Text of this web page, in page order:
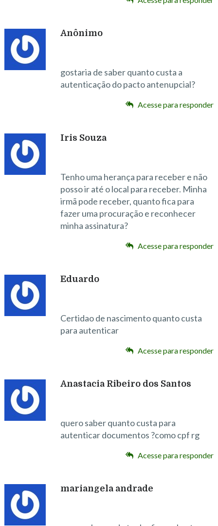
Anônimo
gostaria de saber quanto custa a
autenticação do pacto antenupcial?
Acesse para responder
Iris Souza
Tenho uma herança para receber e não
posso ir até o local para receber. Minha
irmã pode receber, quanto fica para
fazer uma procuração e reconhecer
minha assinatura?
Acesse para responder
Eduardo
Certidao de nascimento quanto custa
para autenticar
Acesse para responder
Anastacia Ribeiro dos Santos
quero saber quanto custa para
autenticar documentos ?como cpf rg
Acesse para responder
mariangela andrade